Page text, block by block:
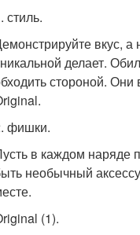
стиль.
вкус,
делает.
стороной.
фишки.
в каждом наряде
необычный
(1).